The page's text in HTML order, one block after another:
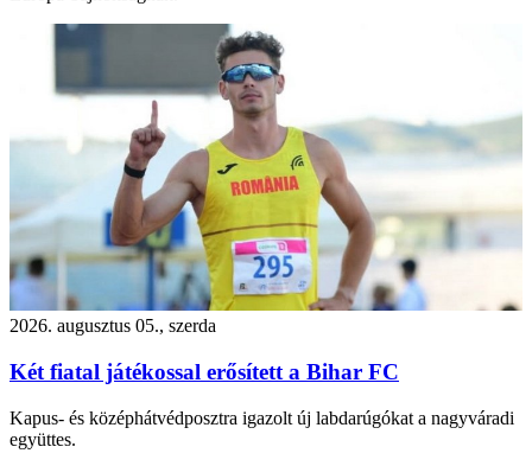
2026. augusztus 05., szerda
Két fiatal játékossal erősített a Bihar FC
Kapus- és középhátvédposztra igazolt új labdarúgókat a nagyváradi
együttes.